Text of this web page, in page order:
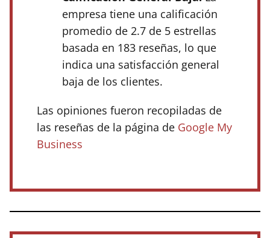
empresa tiene una calificación
promedio de 2.7 de 5 estrellas
basada en 183 reseñas, lo que
indica una satisfacción general
baja de los clientes.
Las opiniones fueron recopiladas de
las reseñas de la página de Google My
Business